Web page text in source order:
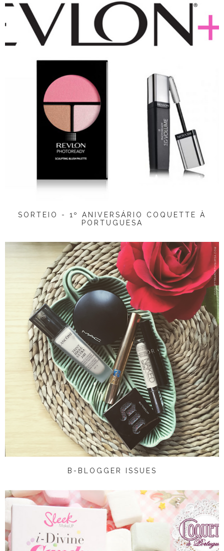
SORTEIO - 1º ANIVERSÁRIO COQUETTE À
PORTUGUESA
B-BLOGGER ISSUES